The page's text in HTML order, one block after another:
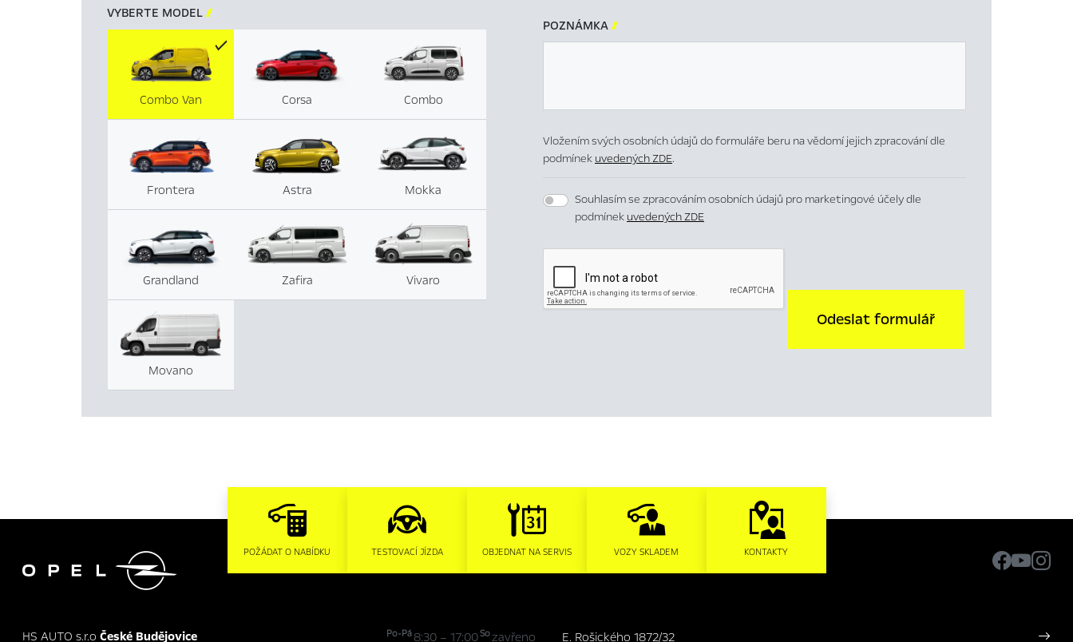
VYBERTE MODEL 
Corsa Combo
Frontera Astra Mokka
Grandland Zafira
Combo Van
Vivaro
Movano
POZNÁMKA 
Vložením svých osobních údajů do formuláře beru na vědomí jejich zpracování dle
podmínek uvedených ZDE.
Souhlasím se zpracováním osobních údajů pro marketingové účely dle
podmínek uvedených ZDE
Odeslat formulář
 POŽÁDAT O NABÍDKU TESTOVACÍ JÍZDA OBJEDNAT NA SERVIS VOZY SKLADEM KONTAKTY
HS AUTO s.r.o České Budějovice Po-Pá8:30 – 17:00Sozavřeno E. Rošického 1872/32